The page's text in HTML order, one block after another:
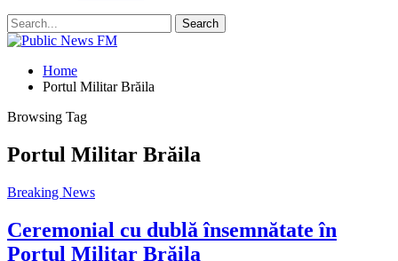
Home
Portul Militar Brăila
Browsing Tag
Portul Militar Brăila
Breaking News
Ceremonial cu dublă însemnătate în
Portul Militar Brăila